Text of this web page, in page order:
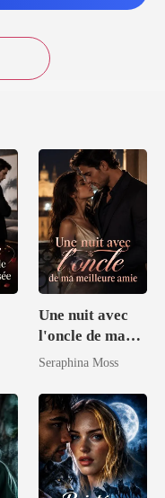
Une nuit avec
l'oncle de ma
meilleure amie
Seraphina Moss